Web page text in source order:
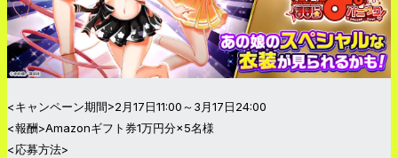
<キャンペーン期間>2月17日11:00～3月17日24:00
<報酬>Amazonギフト券1万円分×5名様
<応募方法>